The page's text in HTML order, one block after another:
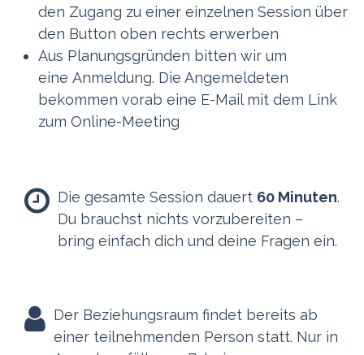
den Zugang zu einer einzelnen Session über
den Button oben rechts erwerben
Aus Planungsgründen bitten wir um
eine Anmeldung. Die Angemeldeten
bekommen vorab eine E-Mail mit dem Link
zum Online-Meeting
Die gesamte Session dauert 60 Minuten.
Du brauchst nichts vorzubereiten –
bring einfach dich und deine Fragen ein.
Der Beziehungsraum findet bereits ab
einer teilnehmenden Person statt. Nur in